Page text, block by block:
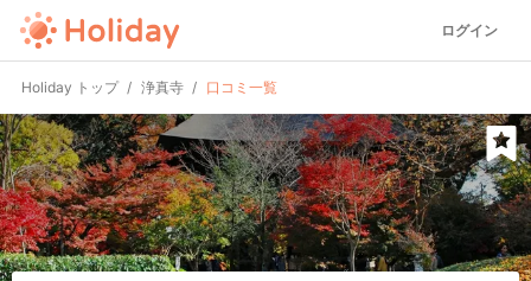
ログイン
Holiday トップ 浄真寺 口コミ一覧